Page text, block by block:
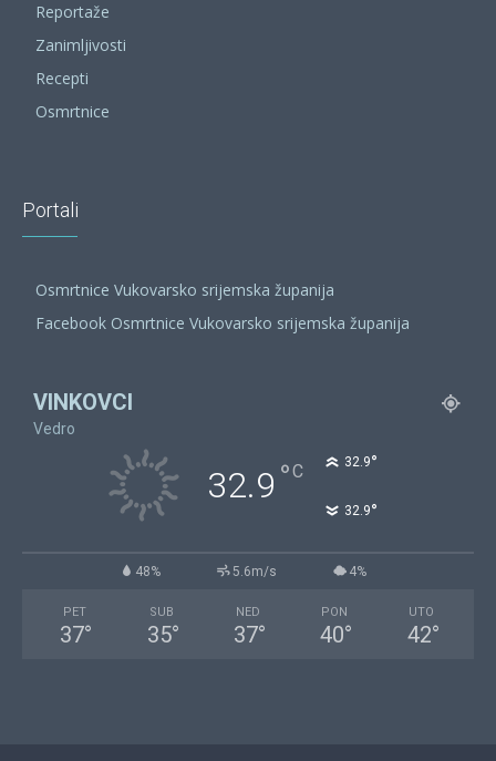
Reportaže
Zanimljivosti
Recepti
Osmrtnice
Portali
Osmrtnice Vukovarsko srijemska županija
Facebook Osmrtnice Vukovarsko srijemska županija
VINKOVCI
Vedro
32.9 °C 32.9°
32.9°
48% 5.6m/s 4%
PET
37°
SUB
35°
NED
37°
PON
40°
UTO
42°